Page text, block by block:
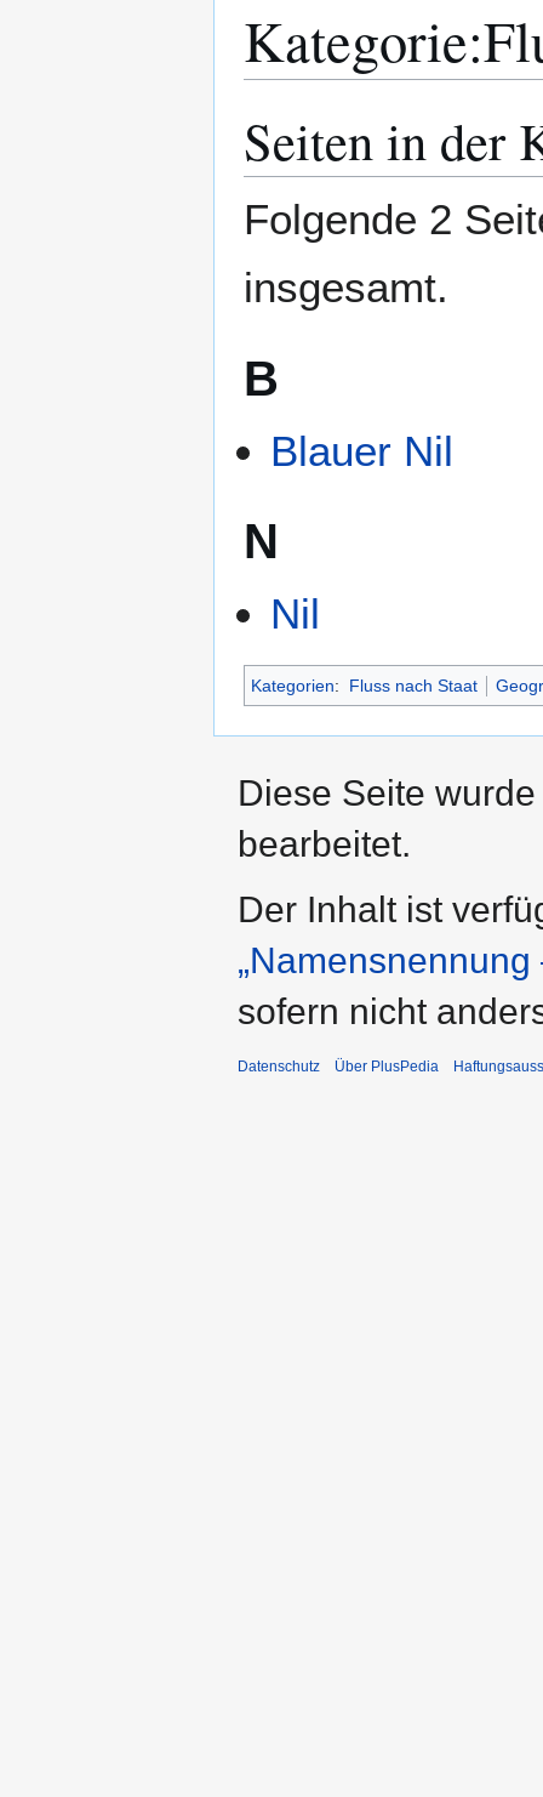
Kategorie:
Navigation
Suche
Seiten in der
Folgende 2
insgesamt.
B
Blauer Nil
N
Nil
Kategorien: Fluss nach Staat
Diese Seite
bearbeitet.
Der Inhalt ist
sofern nicht
Datenschutz Über PlusPedia